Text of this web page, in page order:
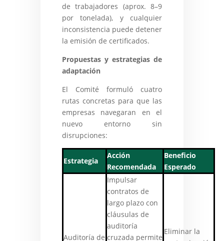
de trabajadores (aprox. 8–9
por tonelada), y cualquier
inconsistencia puede detener
la emisión de certificados.
Propuestas y estrategias de
adaptación
El Comité formuló cuatro
rutas concretas para que las
empresas navegaran en el
nuevo entorno sin
disrupciones:
Estrategia
Acción
Recomendada
Beneficio
Esperado
Auditoría de
Impulsar
contratos de
largo plazo con
cláusulas de
auditoría
cruzada permite
Eliminar la